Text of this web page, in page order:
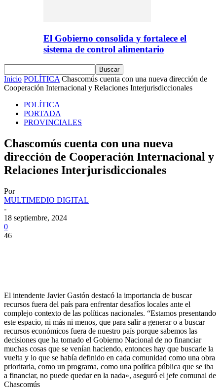
El Gobierno consolida y fortalece el
sistema de control alimentario
Inicio POLÍTICA Chascomús cuenta con una nueva dirección de
Cooperación Internacional y Relaciones Interjurisdiccionales
POLÍTICA
PORTADA
PROVINCIALES
Chascomús cuenta con una nueva
dirección de Cooperación Internacional y
Relaciones Interjurisdiccionales
Por
MULTIMEDIO DIGITAL
-
18 septiembre, 2024
0
46
El intendente Javier Gastón destacó la importancia de buscar
recursos fuera del país para enfrentar desafíos locales ante el
complejo contexto de las políticas nacionales. “Estamos presentando
este espacio, ni más ni menos, que para salir a generar o a buscar
recursos económicos fuera de nuestro país porque sabemos las
decisiones que ha tomado el Gobierno Nacional de no financiar
muchas cosas que se venían haciendo, entonces hay que buscarle la
vuelta y lo que se había definido en cada comunidad como una obra
prioritaria, como un programa, como una política pública que se iba
a financiar, no puede quedar en la nada», aseguró el jefe comunal de
Chascomús